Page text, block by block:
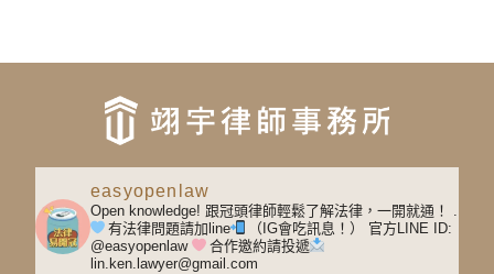
easyopenlaw
Open knowledge! 跟冠頭律師輕鬆了解法律，一開就通！
有法律問題請加line
（IG會吃訊息！）
官方LINE ID:
@easyopenlaw
合作邀約請投遞
lin.ken.lawyer@gmail.com